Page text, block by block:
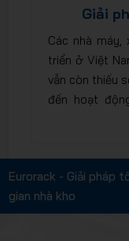
Giải
Các nhà
triển ở Việt
vẫn còn thiếu
đến hoạt
Eurorack - Giải pháp
gian nhà kho